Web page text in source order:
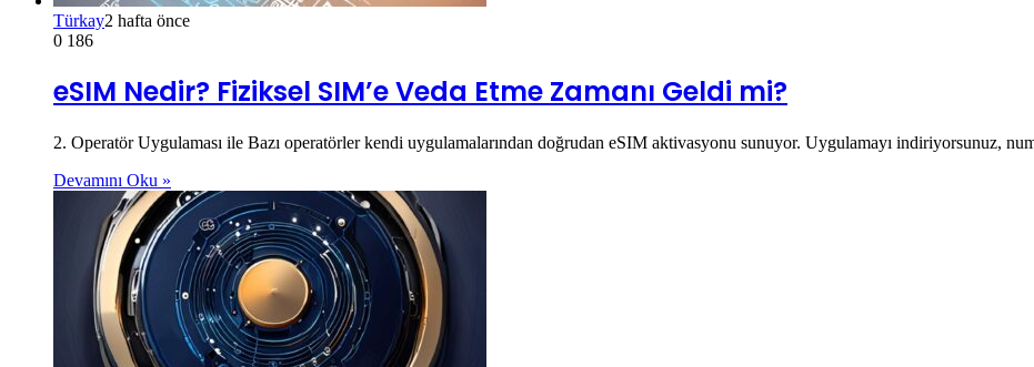
Türkay2 hafta önce
0 186
eSIM Nedir? Fiziksel SIM’e Veda Etme Zamanı Geldi mi?
2. Operatör Uygulaması ile Bazı operatörler kendi uygulamalarından doğrudan eSIM aktivasyonu sunuyor. Uygulamayı indiriyorsunuz,
Devamını Oku »